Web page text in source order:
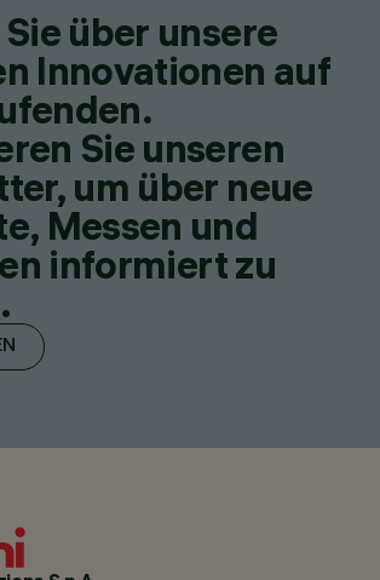
über unsere
Innovationen auf
Sie unseren
um über neue
Messen und
informiert zu